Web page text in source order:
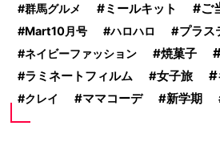
群馬グルメ ミールキット ご
Mart10月号 ハロハロ プラス
ネイビーファッション 焼菓子
ラミネートフィルム 女子旅
クレイ ママコーデ 新学期